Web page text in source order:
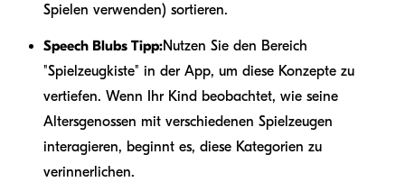
Spielen verwenden) sortieren.
Speech Blubs Tipp:Nutzen Sie den Bereich
"Spielzeugkiste" in der App, um diese Konzepte zu
vertiefen. Wenn Ihr Kind beobachtet, wie seine
Altersgenossen mit verschiedenen Spielzeugen
interagieren, beginnt es, diese Kategorien zu
verinnerlichen.